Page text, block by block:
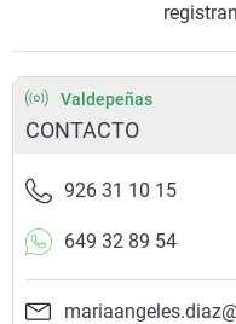
Valdepeñas
CONTACTO
926 31 10 15
649 32 89 54